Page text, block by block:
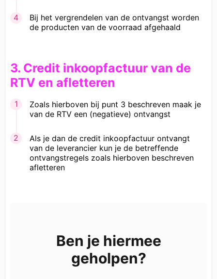
Bij het vergrendelen van de ontvangst worden
de producten van de voorraad afgehaald
3. Credit inkoopfactuur van de
RTV en afletteren
Zoals hierboven bij punt 3 beschreven maak je
van de RTV een (negatieve) ontvangst
Als je dan de credit inkoopfactuur ontvangt
van de leverancier kun je de betreffende
ontvangstregels zoals hierboven beschreven
afletteren
Ben je hiermee
geholpen?